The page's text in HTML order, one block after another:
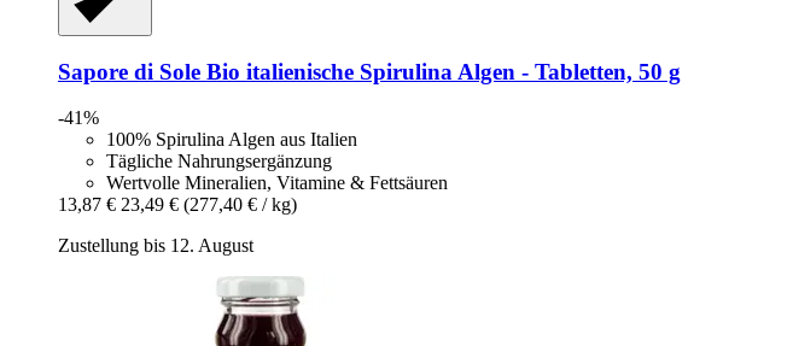
Sapore di Sole Bio italienische Spirulina Algen -​ Tabletten, 50 g
-41%
100% Spirulina Algen aus Italien
Tägliche Nahrungsergänzung
Wertvolle Mineralien, Vitamine & Fettsäuren
13,87 € 23,49 € (277,40 € / kg)
Zustellung bis 12. August